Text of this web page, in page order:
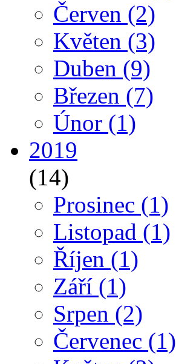
Červen (2)
Květen (3)
Duben (9)
Březen (7)
Únor (1)
2019
(14)
Prosinec (1)
Listopad (1)
Říjen (1)
Září (1)
Srpen (2)
Červenec (1)